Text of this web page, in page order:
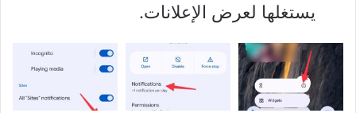
يستغلها لعرض الإعلانات.